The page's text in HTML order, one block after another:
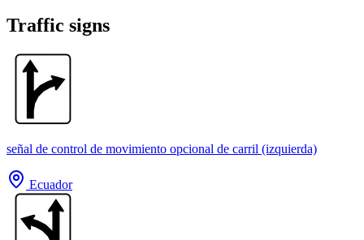
Traffic signs
señal de control de movimiento opcional de carril (izquierda)
Ecuador